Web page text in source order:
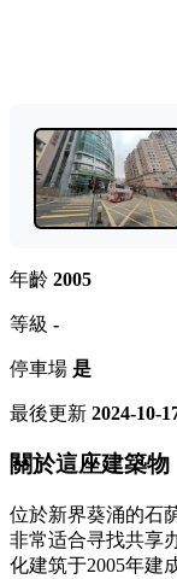
年齡 2005
等級 -
停車場 是
最後更新 2024-10-
關於這座建築物
位於新界葵涌的石
非常适合寻找共享
化建筑于2005年建